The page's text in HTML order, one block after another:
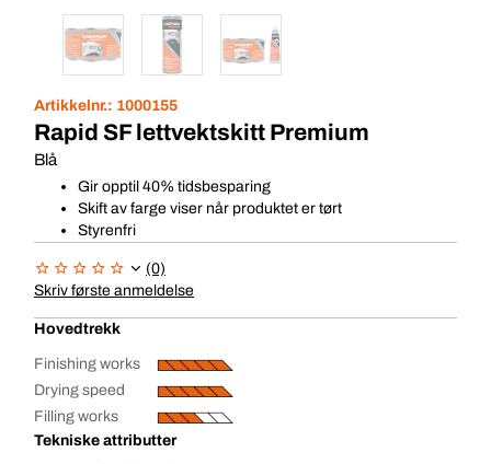
Artikkelnr.: 1000155
Rapid SF lettvektskitt Premium
Blå
Gir opptil 40% tidsbesparing
Skift av farge viser når produktet er tørt
Styrenfri
(0)
Skriv første anmeldelse
Hovedtrekk
Finishing works
Drying speed
Filling works
Tekniske attributter